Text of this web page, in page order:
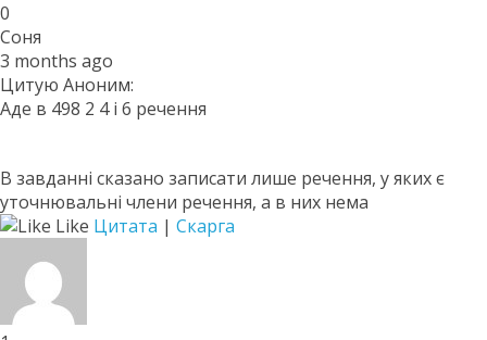
0
Соня
3 months ago
Цитую Аноним:
Аде в 498 2 4 і 6 речення
В завданні сказано записати лише речення, у яких є
уточнювальні члени речення, а в них нема
Like Цитата | Скарга